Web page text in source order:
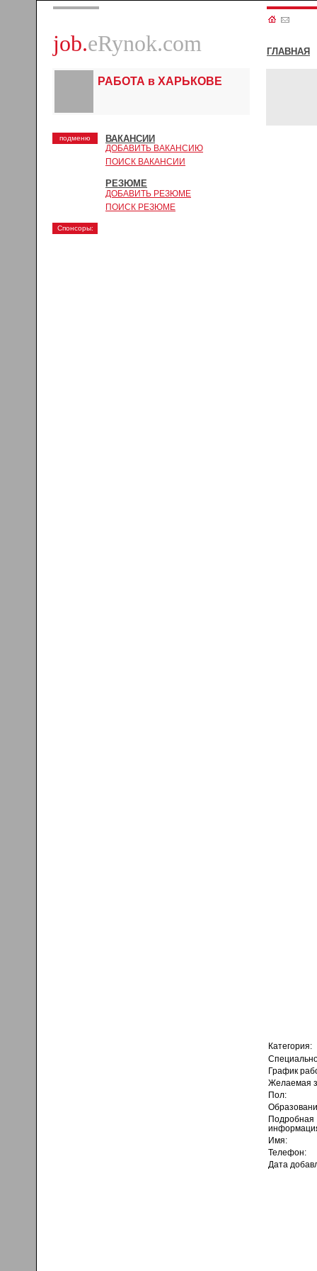
job.eRynok.com ГЛАВНАЯ
РАБОТА в ХАРЬКОВЕ
подменю ВАКАНСИИ
ДОБАВИТЬ ВАКАНСИЮ
ПОИСК ВАКАНСИИ
РЕЗЮМЕ
ДОБАВИТЬ РЕЗЮМЕ
ПОИСК РЕЗЮМЕ
Спонсоры:
Категория:
График
Желаемая
Пол:
Подробная
Имя:
Телефон:
Дата